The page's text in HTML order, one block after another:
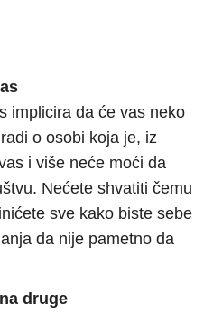
implicira da će vas neko
o osobi koja je, iz
i više neće moći da
Nećete shvatiti čemu
sve kako biste sebe
da nije pametno da
druge